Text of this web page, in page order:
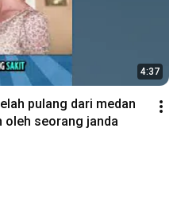
4:37
pulang dari medan
oleh seorang janda